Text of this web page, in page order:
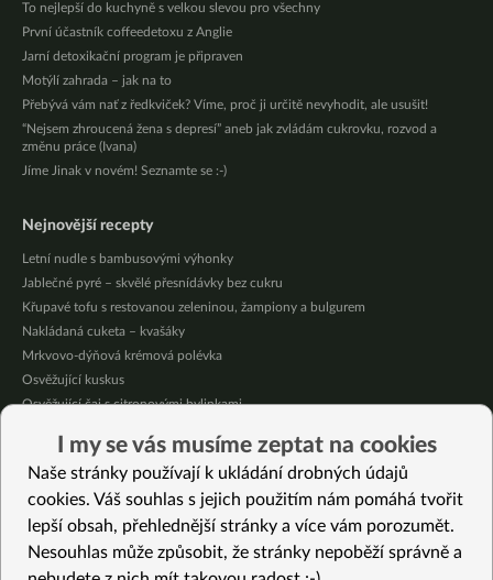
To nejlepší do kuchyně s velkou slevou pro všechny
První účastník coffeedetoxu z Anglie
Jarní detoxikační program je připraven
Motýlí zahrada – jak na to
Přebývá vám nať z ředkviček? Víme, proč ji určitě nevyhodit, ale usušit!
“Nejsem zhroucená žena s depresí” aneb jak zvládám cukrovku, rozvod a
změnu práce (Ivana)
Jíme Jinak v novém! Seznamte se :-)
Nejnovější recepty
Letní nudle s bambusovými výhonky
Jablečné pyré – skvělé přesnídávky bez cukru
Křupavé tofu s restovanou zeleninou, žampiony a bulgurem
Nakládaná cuketa – kvašáky
Mrkvovo-dýňová krémová polévka
Osvěžující kuskus
Osvěžující čaj s citronovými bylinkami
Čokoládové muffiny s mangovým krémem
Meruňky a jablka v citrónovém želé
Vybrané recepty
I my se vás musíme zeptat na cookies
Naše stránky používají k ukládání drobných údajů
cookies. Váš souhlas s jejich použitím nám pomáhá tvořit
lepší obsah, přehlednější stránky a více vám porozumět.
Nesouhlas může způsobit, že stránky nepoběží správně a